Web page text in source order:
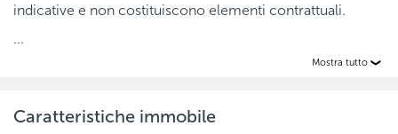
indicative e non costituiscono elementi contrattuali.
...
Mostra tutto
Caratteristiche immobile